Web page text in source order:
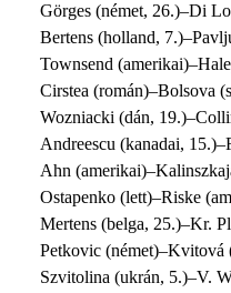
Görges (német, 26.)–Di
Bertens (holland,
Townsend
Cirstea (román)–Bolsova
Wozniacki (dán,
Andreescu (kanadai,
Ahn
Ostapenko (lett)–Riske
Mertens (belga, 25.)–Kr.
Petkovic (német)–Kvitová
Szvitolina (ukrán, 5.)–V.